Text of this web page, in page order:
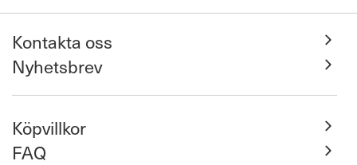
Kontakta oss
Nyhetsbrev
Köpvillkor
FAQ